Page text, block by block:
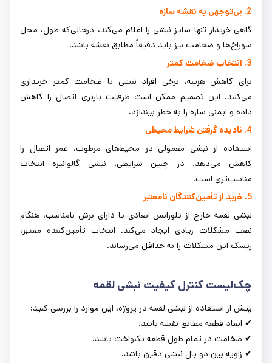
2. بی‌توجهی به نقشه سازه
گاهی خریدار تنها سایز نبشی را اعلام می‌کند، درحالی‌که طول، محل
سوراخ‌ها و ضخامت نیز باید دقیقاً مطابق نقشه باشد.
3. انتخاب ضخامت کمتر
برای کاهش هزینه، برخی افراد نبشی با ضخامت کمتر خریداری
می‌کنند. این تصمیم ممکن است ظرفیت باربری اتصال را کاهش
داده و ایمنی سازه را به خطر بیندازد.
4. نادیده گرفتن شرایط محیطی
استفاده از نبشی معمولی در محیط‌های مرطوب، عمر اتصال را
کاهش می‌دهد. در چنین شرایطی، نبشی گالوانیزه انتخاب
مناسب‌تری است.
5. خرید از تأمین‌کنندگان نامعتبر
نبشی لقمه خارج از تلورانس ابعادی یا دارای برش نامناسب، هنگام
نصب مشکلات زیادی ایجاد می‌کند. انتخاب تأمین‌کننده معتبر،
ریسک این مشکلات را به حداقل می‌رساند.
چک‌لیست کنترل کیفیت نبشی لقمه
پیش از استفاده از نبشی لقمه در پروژه، این موارد را بررسی کنید:
✔ ابعاد قطعه مطابق نقشه باشد.
✔ ضخامت در تمام طول قطعه یکنواخت باشد.
✔ زاویه بین دو بال نبشی دقیق باشد.